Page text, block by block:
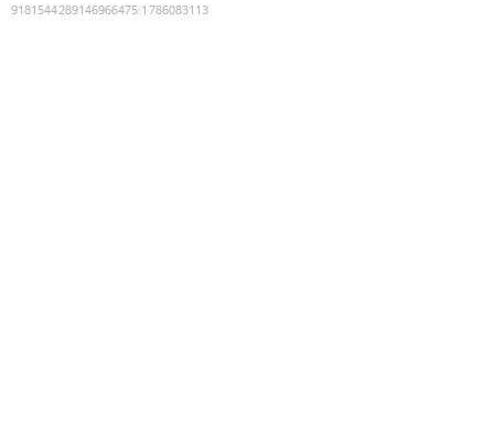
9181544289146966475:1786083113